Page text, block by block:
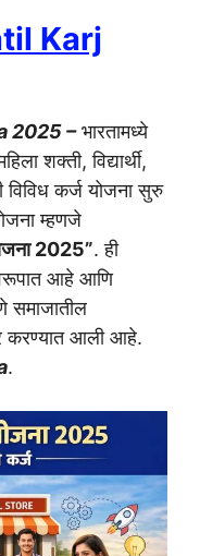
Karj
2025 –भारतामध्ये
शक्ती, विद्यार्थी,
विविध कर्ज योजना सुरु
म्हणजे
2025”. ही
आहे आणि
समाजातील
करण्यात आली आहे.
.